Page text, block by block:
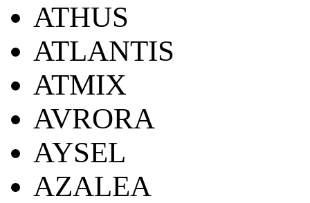
ATHUS
ATLANTIS
ATMIX
AVRORA
AYSEL
AZALEA